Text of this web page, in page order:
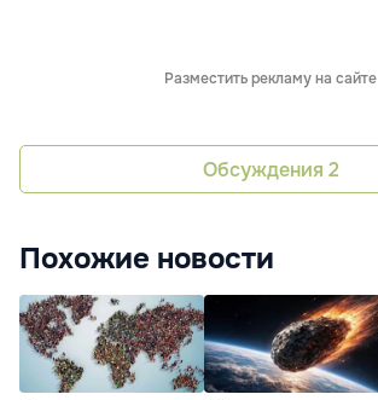
Разместить рекламу на сайте
Обсуждения 2
Похожие новости